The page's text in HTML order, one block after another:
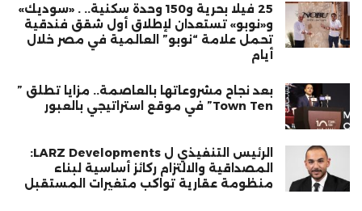
25 فيلا بحرية و150 وحدة سكنية.. . «سوديك»
و«نوبو» تستعدان لإطلاق أول شقق فندقية
تحمل علامة “نوبو” العالمية في مصر خلال
أيام
بعد نجاح مشروعاتها بالعاصمة.. مزايا تطلق ”
Town Ten” في موقع استراتيجي بالعبور
الرئيس التنفيذي ل LARZ Developments:
المصداقية والالتزام ركائز أساسية لبناء
منظومة عقارية تواكب متغيرات المستقبل